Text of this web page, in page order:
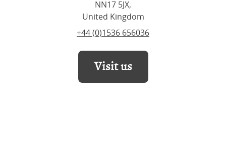
NN17 5JX,
United Kingdom
+44 (0)1536 656036
Visit us